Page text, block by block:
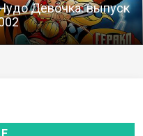
Девочка: выпуск